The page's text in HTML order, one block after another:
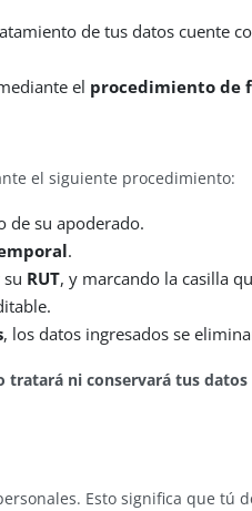
de tus datos cuente
el procedimiento de
el siguiente procedimiento:
de su apoderado.
.
RUT, y marcando la casilla
, los datos ingresados se
tratará ni conservará tus
Esto significa que